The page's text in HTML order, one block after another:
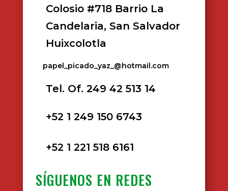
Colosio #718 Barrio La
Candelaria, San Salvador
Huixcolotla
papel_picado_yaz_@hotmail.com
Tel. Of. 249 42 513 14
+52 1 249 150 6743
+52 1 221 518 6161
SÍGUENOS EN REDES